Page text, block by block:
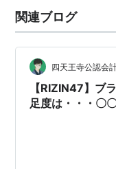
関連ブログ
四天王寺公認会
【RIZIN47】ブ
足度は・・・〇